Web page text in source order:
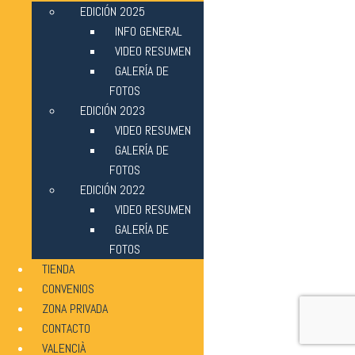
EDICIÓN 2025
INFO GENERAL
VIDEO RESUMEN
GALERÍA DE
FOTOS
EDICIÓN 2023
VIDEO RESUMEN
GALERÍA DE
FOTOS
EDICIÓN 2022
VIDEO RESUMEN
GALERÍA DE
FOTOS
TIENDA
CONVENIOS
ZONA PRIVADA
CONTACTO
VALENCIÀ